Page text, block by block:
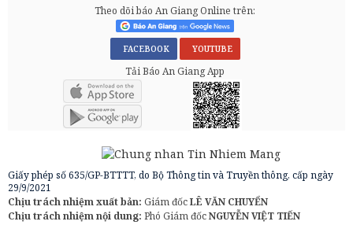
Theo dõi báo An Giang Online trên:
FACEBOOK YOUTUBE
Tải Báo An Giang App
Giấy phép số 635/GP-BTTTT, do Bộ Thông tin và Truyền thông, cấp ngày
29/9/2021
Chịu trách nhiệm xuất bản: Giám đốcLÊ VĂN CHUYỂN
Chịu trách nhiệm nội dung: Phó Giám đốcNGUYỄN VIỆT TIẾN